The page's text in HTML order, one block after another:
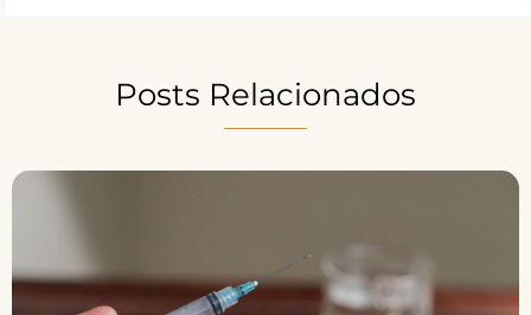
Posts Relacionados